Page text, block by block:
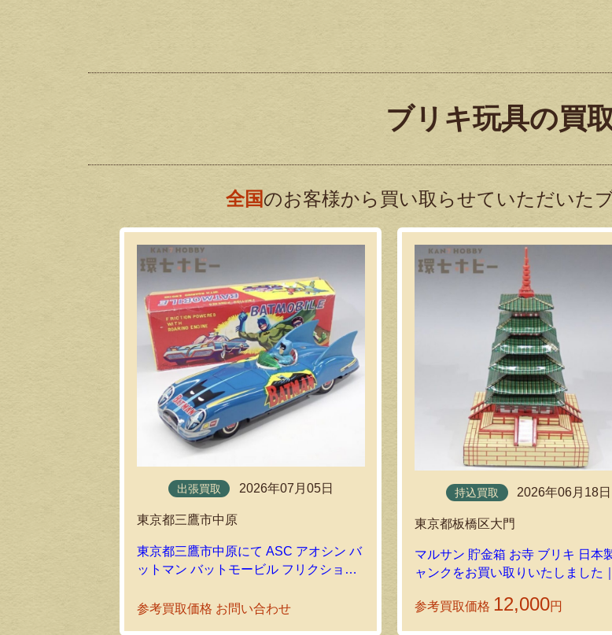
ブリキ玩具の買
全国のお客様から買い取らせていただいた
出張買取 2026年07月05日
東京都三鷹市中原
東京都三鷹市中原にて ASC アオシン バ
ットマン バットモービル フリクション
参考買取価格 お問い合わせ
持込買取 2026年06月18日
東京都板橋区大門
マルサン 貯金箱 お寺 ブリキ 日本
ャンクをお買い取りいたしました
参考買取価格 12,000円